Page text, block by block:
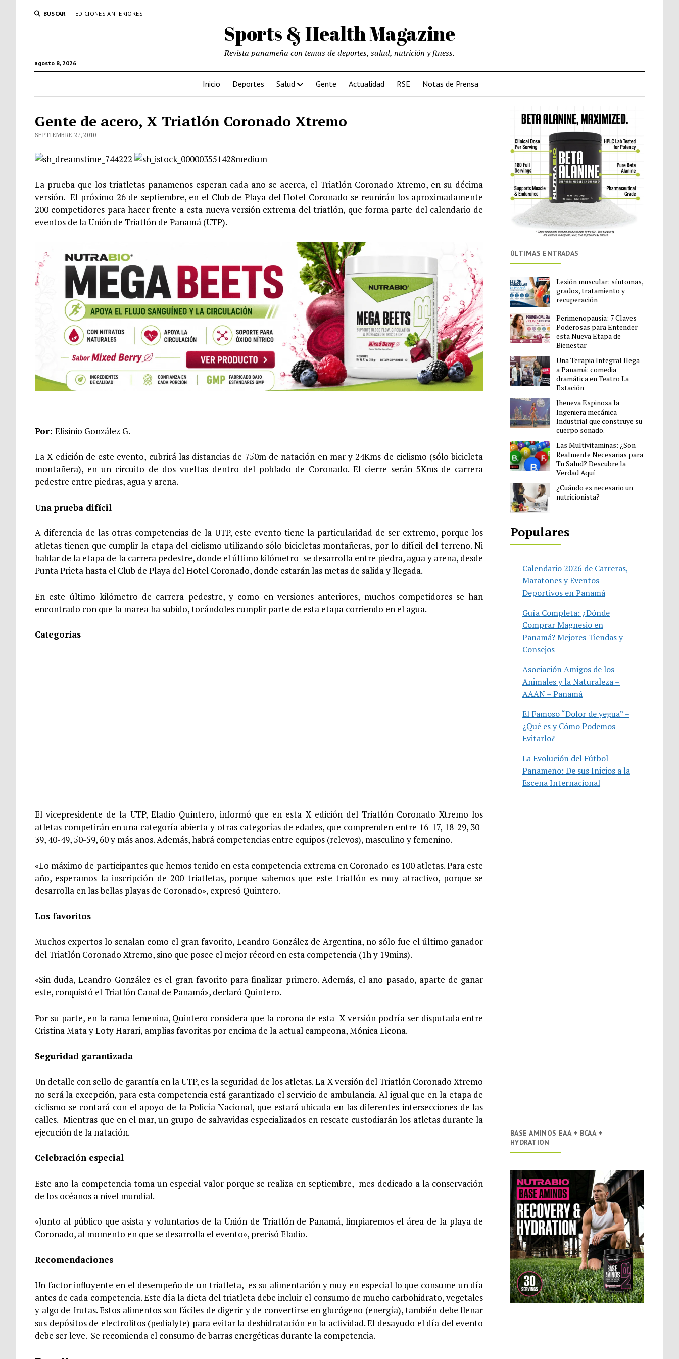
BUSCAR EDICIONES ANTERIORES
Sports & Health Magazine
agosto 8, 2026
Revista panameña con temas de deportes, salud, nutrición y ftness.
Inicio Deportes Salud Gente Actualidad RSE Notas de Prensa
Gente de acero, X Triatlón Coronado Xtremo
SEPTIEMBRE 27, 2010
La prueba que los triatletas panameños esperan cada año se acerca, el Triatlón Coronado Xtremo, en su décima
versión. El próximo 26 de septiembre, en el Club de Playa del Hotel Coronado se reunirán los aproximadamente
200 competidores para hacer frente a esta nueva versión extrema del triatlón, que forma parte del calendario de
eventos de la Unión de Triatlón de Panamá (UTP).
Por: Elisinio González G.
La X edición de este evento, cubrirá las distancias de 750m de natación en mar y 24Kms de ciclismo (sólo bicicleta
montañera), en un circuito de dos vueltas dentro del poblado de Coronado. El cierre serán 5Kms de carrera
pedestre entre piedras, agua y arena.
Una prueba difícil
A diferencia de las otras competencias de la UTP, este evento tiene la particularidad de ser extremo, porque los
atletas tienen que cumplir la etapa del ciclismo utilizando sólo bicicletas montañeras, por lo difícil del terreno. Ni
hablar de la etapa de la carrera pedestre, donde el último kilómetro se desarrolla entre piedra, agua y arena, desde
Punta Prieta hasta el Club de Playa del Hotel Coronado, donde estarán las metas de salida y llegada.
En este último kilómetro de carrera pedestre, y como en versiones anteriores, muchos competidores se han
encontrado con que la marea ha subido, tocándoles cumplir parte de esta etapa corriendo en el agua.
Categorías
El vicepresidente de la UTP, Eladio Quintero, informó que en esta X edición del Triatlón Coronado Xtremo los
atletas competirán en una categoría abierta y otras categorías de edades, que comprenden entre 16-17, 18-29, 30-
39, 40-49, 50-59, 60 y más años. Además, habrá competencias entre equipos (relevos), masculino y femenino.
«Lo máximo de participantes que hemos tenido en esta competencia extrema en Coronado es 100 atletas. Para este
año, esperamos la inscripción de 200 triatletas, porque sabemos que este triatlón es muy atractivo, porque se
desarrolla en las bellas playas de Coronado», expresó Quintero.
Los favoritos
Muchos expertos lo señalan como el gran favorito, Leandro González de Argentina, no sólo fue el último ganador
del Triatlón Coronado Xtremo, sino que posee el mejor récord en esta competencia (1h y 19mins).
«Sin duda, Leandro González es el gran favorito para finalizar primero. Además, el año pasado, aparte de ganar
este, conquistó el Triatlón Canal de Panamá», declaró Quintero.
Por su parte, en la rama femenina, Quintero considera que la corona de esta X versión podría ser disputada entre
Cristina Mata y Loty Harari, amplias favoritas por encima de la actual campeona, Mónica Licona.
Seguridad garantizada
Un detalle con sello de garantía en la UTP, es la seguridad de los atletas. La X versión del Triatlón Coronado Xtremo
no será la excepción, para esta competencia está garantizado el servicio de ambulancia. Al igual que en la etapa de
ciclismo se contará con el apoyo de la Policía Nacional, que estará ubicada en las diferentes intersecciones de las
calles. Mientras que en el mar, un grupo de salvavidas especializados en rescate custodiarán los atletas durante la
ejecución de la natación.
Celebración especial
Este año la competencia toma un especial valor porque se realiza en septiembre, mes dedicado a la conservación
de los océanos a nivel mundial.
«Junto al público que asista y voluntarios de la Unión de Triatlón de Panamá, limpiaremos el área de la playa de
Coronado, al momento en que se desarrolla el evento», precisó Eladio.
Recomendaciones
Un factor influyente en el desempeño de un triatleta, es su alimentación y muy en especial lo que consume un día
antes de cada competencia. Este día la dieta del triatleta debe incluir el consumo de mucho carbohidrato, vegetales
y algo de frutas. Estos alimentos son fáciles de digerir y de convertirse en glucógeno (energía), también debe llenar
sus depósitos de electrolitos (pedialyte) para evitar la deshidratación en la actividad. El desayudo el día del evento
debe ser leve. Se recomienda el consumo de barras energéticas durante la competencia.
ÚLTIMAS ENTRADAS
Lesión muscular: síntomas,
grados, tratamiento y
recuperación
Perimenopausia: 7 Claves
Poderosas para Entender
esta Nueva Etapa de
Bienestar
Una Terapia Integral llega
a Panamá: comedia
dramática en Teatro La
Estación
Jheneva Espinosa la
Ingeniera mecánica
Industrial que construye su
cuerpo soñado.
Las Multivitaminas: ¿Son
Realmente Necesarias para
Tu Salud? Descubre la
Verdad Aquí
¿Cuándo es necesario un
nutricionista?
Populares
Calendario 2026 de Carreras,
Maratones y Eventos
Deportivos en Panamá
Guía Completa: ¿Dónde
Comprar Magnesio en
Panamá? Mejores Tiendas y
Consejos
Asociación Amigos de los
Animales y la Naturaleza –
AAAN – Panamá
El Famoso “Dolor de yegua” –
¿Qué es y Cómo Podemos
Evitarlo?
La Evolución del Fútbol
Panameño: De sus Inicios a la
Escena Internacional
BASE AMINOS EAA + BCAA +
HYDRATION